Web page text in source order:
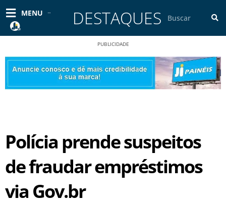
para
conteúdo
MENU DESTAQUES
PUBLICIDADE
Polícia prende suspeitos
de fraudar empréstimos
via Gov.br